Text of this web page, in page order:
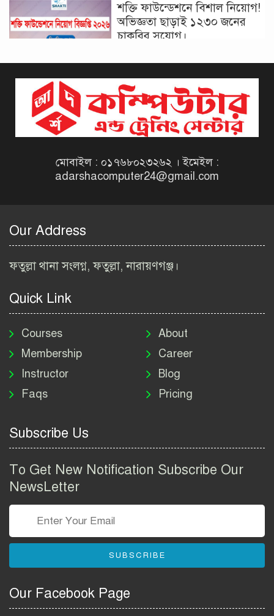
শক্তি ফাউন্ডেশনে বিশাল নিয়োগ!
অভিজ্ঞতা ছাড়াই ১২৩০ জনের
চাকরির সুযোগ।
বিজ্ঞপ্তি ২০২৬ | Taxes Zone
Dinajpur Job Circular 2026
বেসরকারি সংস্থা সেতু (SETU)
Job Circular 2026
২০২৬ | BIWTA Job Circular
নিয়োগ বিজ্ঞপ্তি ২০২৬ | DNC
Job Circular 2026
পাসপোর্ট করতে কি কি লাগে
২০২৬ | ই-পাসপোর্ট আবেদন ও
Group Job Circular 2026
তথ্য অধিদপ্তর নিয়োগ বিজ্ঞপ্তি
বাংলাদেশ পুলিশ এএসআই
Bangladesh Police ASI Job
Circular 2026
মোবাইল : ০১৭৬৮০২৩২৬২ । ইমেইল :
adarshacomputer24@gmail.com
Our Address
ফতুল্লা থানা সংলগ্ন, ফতুল্লা, নারায়ণগঞ্জ।
Quick Link
Courses
Membership
Instructor
Faqs
About
Career
Blog
Pricing
Subscribe Us
To Get New Notification Subscribe Our
NewsLetter
SUBSCRIBE
Our Facebook Page